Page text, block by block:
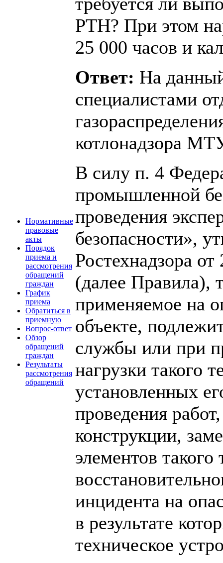
Нормативные
правовые
акты
Порядок
приема и
рассмотрения
обращений
граждан
График
приема
Обратиться в
приемную
Вопрос-ответ
Обзор
обращений
граждан
Результаты
рассмотрения
обращений
РТН? При этом
25 000 часов и
Ответ: На
специалистами
котлонадзора
В силу п. 4
промышленной
проведения
безопасности»,
Ростехнадзора
(далее Правила),
применяемое на
объекте,
службы или при
нагрузки такого
установленных
проведения
конструкции,
элементов такого
инцидента на
в результате
техническое